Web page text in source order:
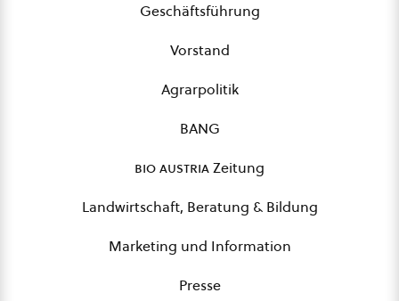
Geschäftsführung
Vorstand
Agrarpolitik
BANG
bio austriaZeitung
Landwirtschaft, Beratung & Bildung
Marketing und Information
Presse